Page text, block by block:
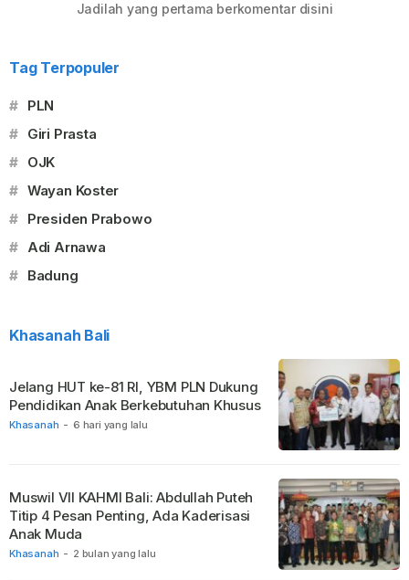
Jadilah yang pertama berkomentar disini
Tag Terpopuler
# PLN
# Giri Prasta
# OJK
# Wayan Koster
# Presiden Prabowo
# Adi Arnawa
# Badung
Khasanah Bali
Khasanah - 6 hari yang lalu
Jelang HUT ke-81 RI, YBM PLN Dukung
Pendidikan Anak Berkebutuhan Khusus
Khasanah - 2 bulan yang lalu
Muswil VII KAHMI Bali: Abdullah Puteh
Titip 4 Pesan Penting, Ada Kaderisasi
Anak Muda